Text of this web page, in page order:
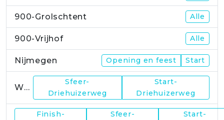
900-Grolschtent Alle
900-Vrijhof Alle
Nijmegen Opening en feest Start
WP1
Sfeer-
Driehuizerweg
Start-
Driehuizerweg
Finish-
Sfeer-
Start-